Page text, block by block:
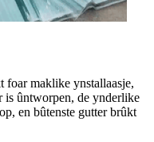
foar maklike ynstallaasje,
is ûntworpen, de ynderlike
en bûtenste gutter brûkt